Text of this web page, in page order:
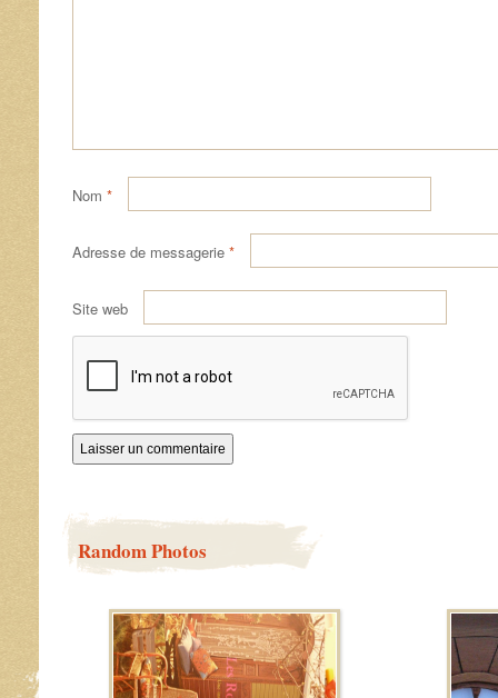
Nom *
Adresse de messagerie *
Site web
Random Photos